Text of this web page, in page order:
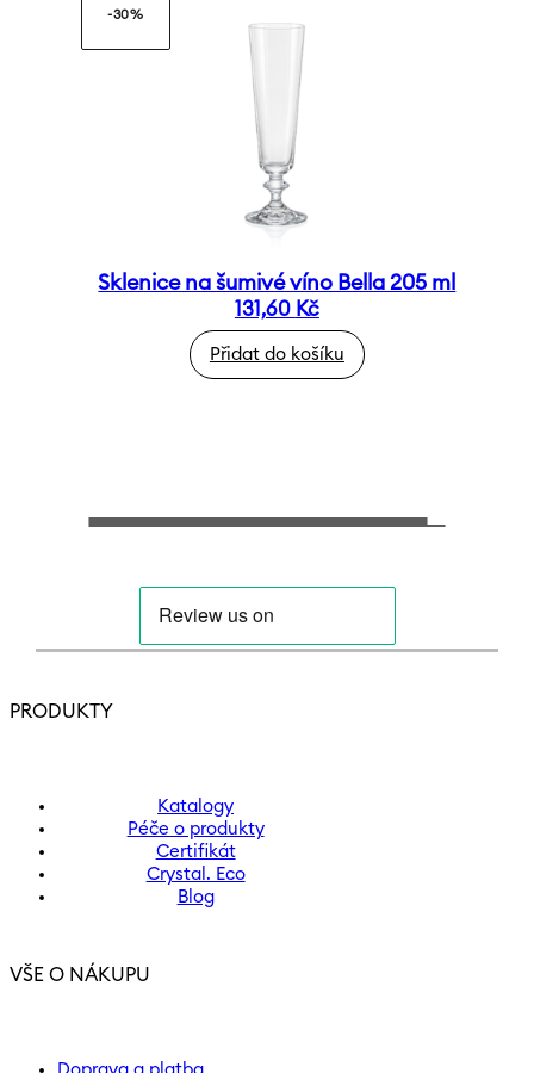
-30%
Sklenice na šumivé víno Bella 205 ml
131,60 Kč
Přidat do košíku
PRODUKTY
Katalogy
Péče o produkty
Certifikát
Crystal. Eco
Blog
VŠE O NÁKUPU